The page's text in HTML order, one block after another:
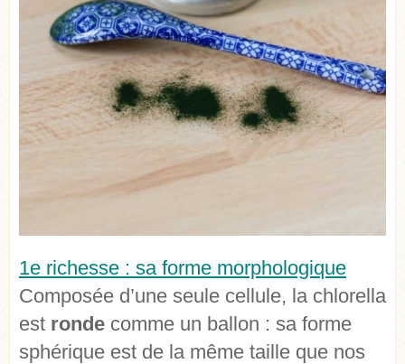
1e richesse : sa forme morphologique
Composée d’une seule cellule, la chlorella
est ronde comme un ballon : sa forme
sphérique est de la même taille que nos